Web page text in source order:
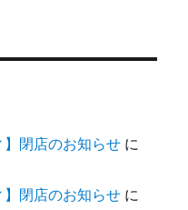
閉店のお知らせ に
閉店のお知らせ に